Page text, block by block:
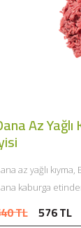
Az
az yağlı
kaburga
TL 576 TL